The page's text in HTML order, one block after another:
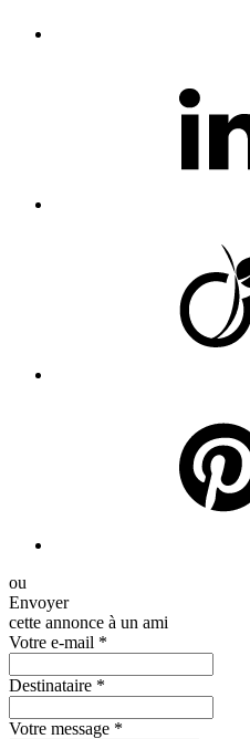
ou
Envoyer
cette annonce à un ami
Votre e-mail *
Destinataire *
Votre message *